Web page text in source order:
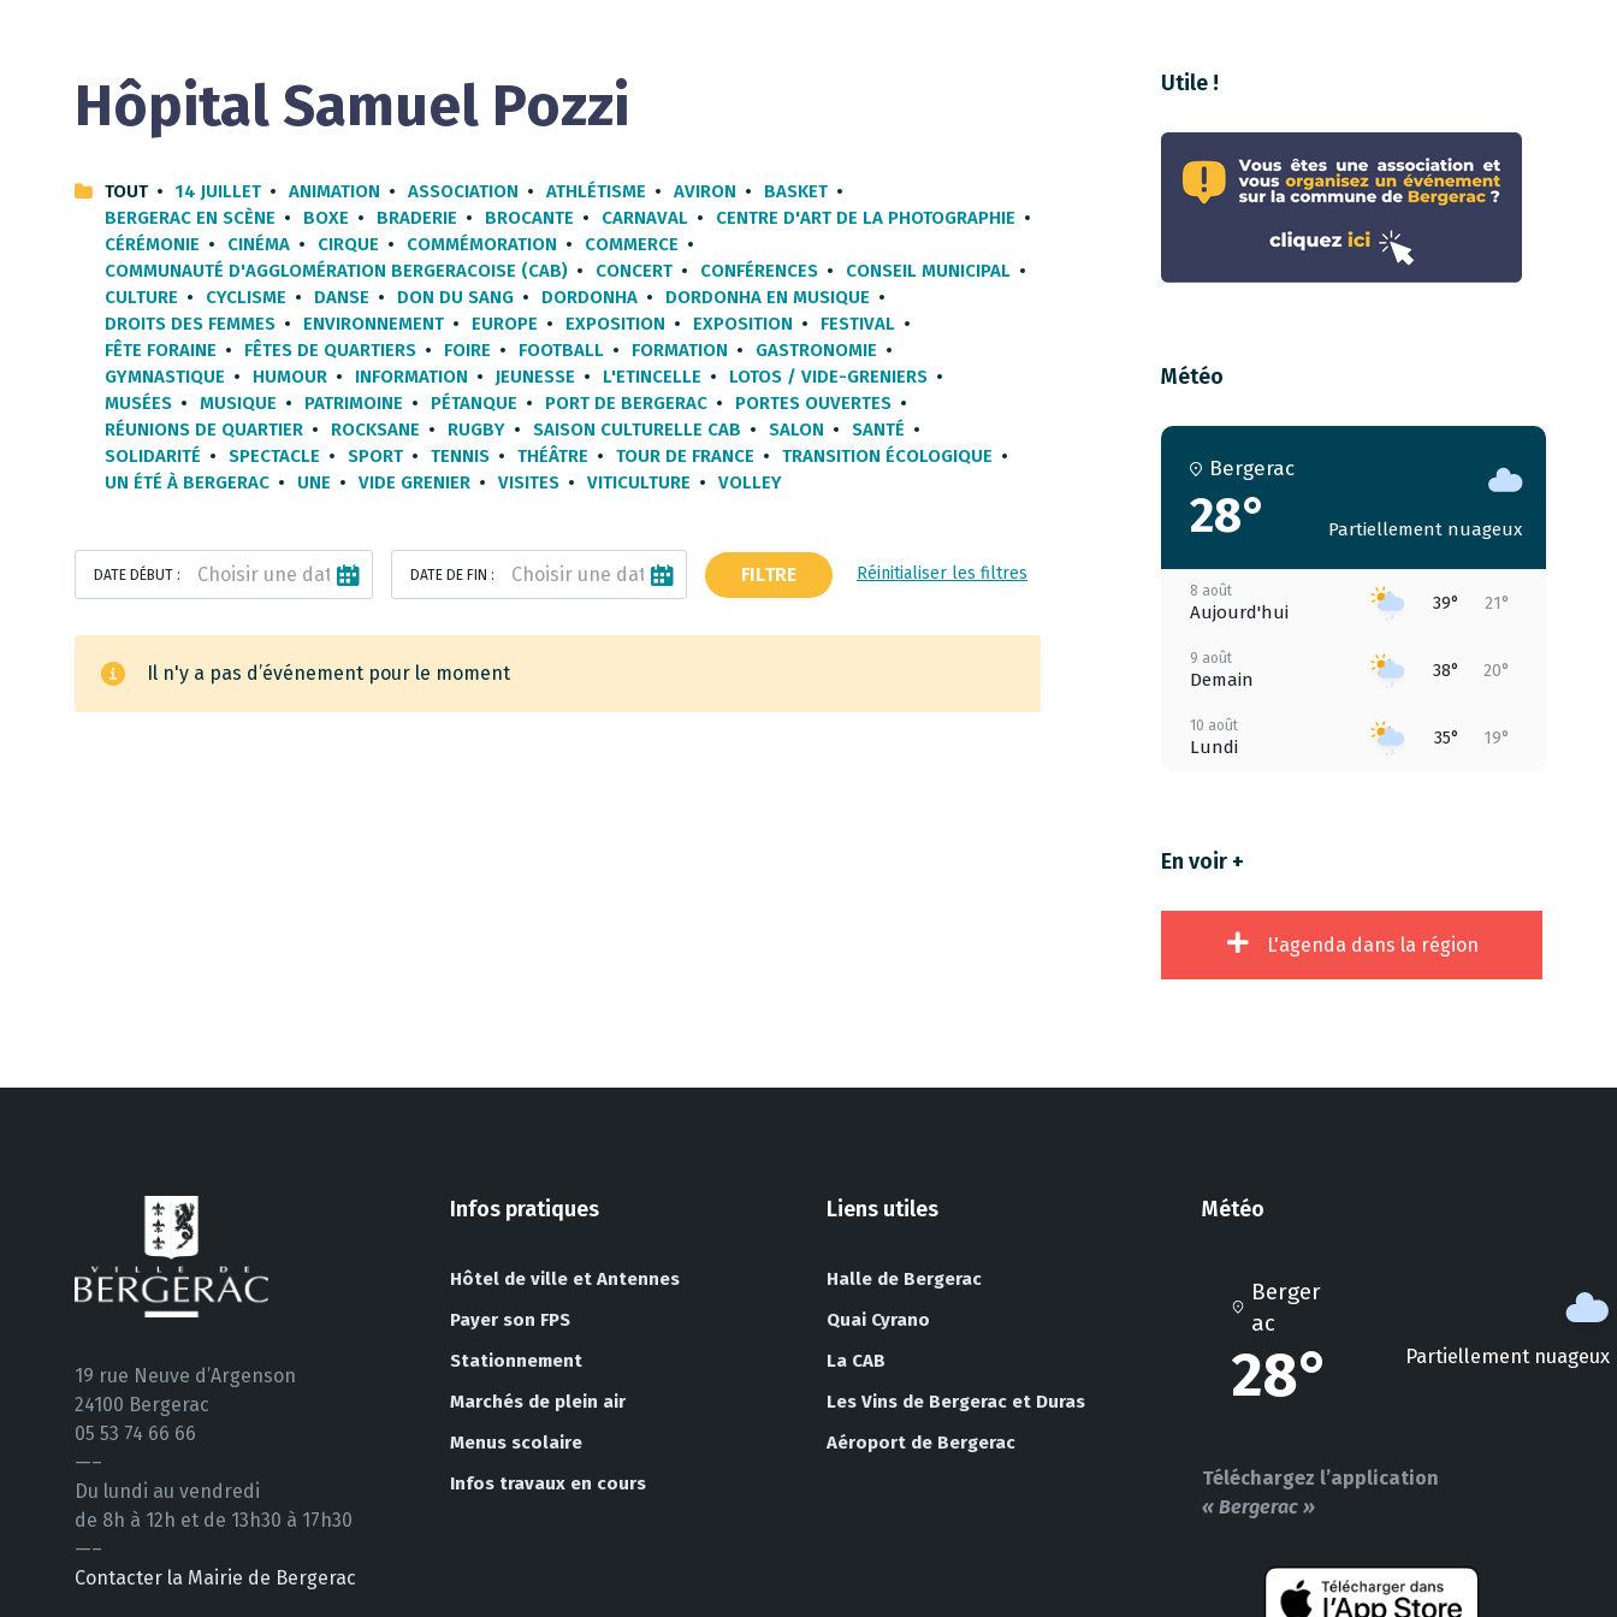
Hôpital Samuel Pozzi
TOUT 14 JUILLET ANIMATION ASSOCIATION ATHLÉTISME AVIRON
BASKET
BERGERAC EN SCÈNE
BOXE BRADERIE BROCANTE CARNAVAL
CENTRE D'ART DE LA PHOTOGRAPHIE
CÉRÉMONIE
CINÉMA CIRQUE COMMÉMORATION
COMMERCE
COMMUNAUTÉ D'AGGLOMÉRATION BERGERACOISE (CAB)
CONCERT CONFÉRENCES
CONSEIL MUNICIPAL
CULTURE
CYCLISME DANSE DON DU SANG DORDONHA
DORDONHA EN MUSIQUE
DROITS DES FEMMES
ENVIRONNEMENT EUROPE EXPOSITION EXPOSITION
FESTIVAL
FÊTE FORAINE
FÊTES DE QUARTIERS FOIRE FOOTBALL FORMATION
GASTRONOMIE
GYMNASTIQUE
HUMOUR INFORMATION JEUNESSE L'ETINCELLE
LOTOS / VIDE-GRENIERS
MUSÉES
MUSIQUE PATRIMOINE PÉTANQUE PORT DE BERGERAC
PORTES OUVERTES
RÉUNIONS DE QUARTIER
ROCKSANE RUGBY SAISON CULTURELLE CAB SALON
SANTÉ
SOLIDARITÉ
SPECTACLE SPORT TENNIS THÉÂTRE TOUR DE FRANCE
TRANSITION ÉCOLOGIQUE
UN ÉTÉ À BERGERAC
UNE VIDE GRENIER VISITES VITICULTURE VOLLEY
DATE DÉBUT : DATE DE FIN : FILTRE Réinitialiser les filtres
Il n'y a pas d’événement pour le moment
Utile !
Météo
Bergerac
28° Partiellement nuageux
8 août
Aujourd'hui 39° 21°
9 août
Demain 38° 20°
10 août
Lundi 35° 19°
12 août
13 août
Jeudi 41°
En voir +
L'agenda dans la région
19 rue Neuve d’Argenson
24100 Bergerac
05 53 74 66 66
—–
Du lundi au vendredi
de 8h à 12h et de 13h30 à 17h30
—–
Contacter la Mairie de Bergerac
Infos pratiques
Hôtel de ville et Antennes
Payer son FPS
Stationnement
Marchés de plein air
Menus scolaire
Infos travaux en cours
Liens utiles
Halle de Bergerac
Quai Cyrano
La CAB
Les Vins de Bergerac et Duras
Aéroport de Bergerac
Météo
Berger
ac
28° Partiellement nuageux
Téléchargez l’application
« Bergerac »